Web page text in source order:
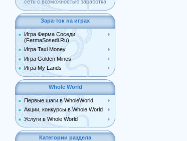
сеть с возможностью заработка
Зара-ток на играх
Игра Ферма Соседи
(FermaSosedi.Ru)
Игра Taxi Money
Игра Golden Mines
Игра My Lands
Whole World
Первые шаги в WholeWorld
Акции, конкурсы в Whole World
Услуги в Whole World
Категории раздела